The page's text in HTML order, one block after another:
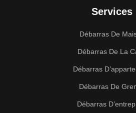
Services
Débarras De
Débarras De La
Débarras
Débarras De
Débarras